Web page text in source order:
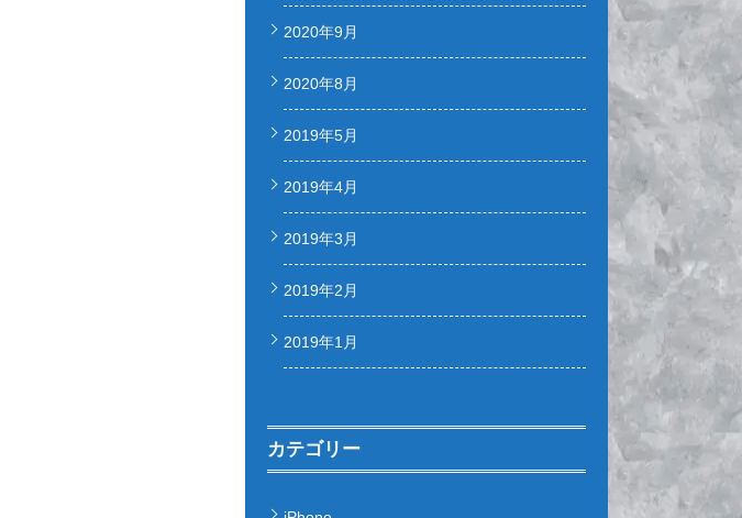
2020年9月
2020年8月
2019年5月
2019年4月
2019年3月
2019年2月
2019年1月
カテゴリー